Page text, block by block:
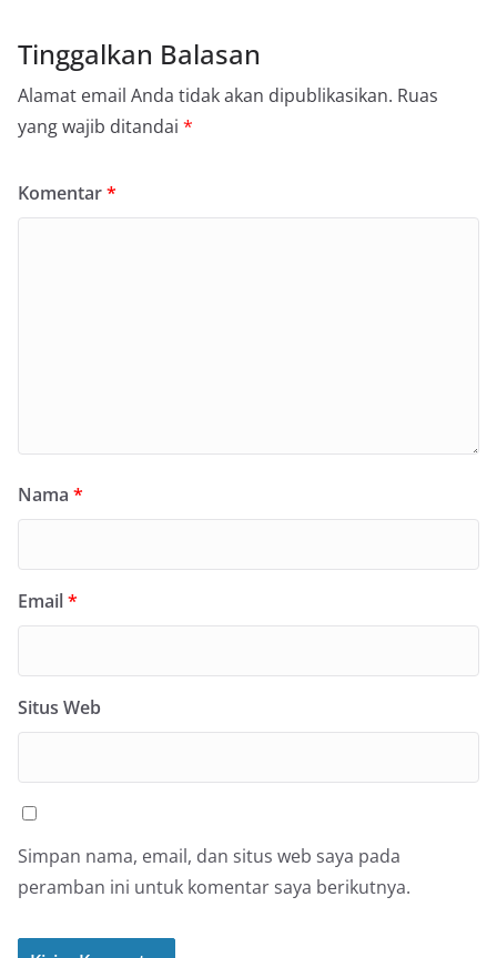
Tinggalkan Balasan
Alamat email Anda tidak akan dipublikasikan. Ruas
yang wajib ditandai *
Komentar*
Nama *
Email*
Situs Web
Simpan nama, email, dan situs web saya pada
peramban ini untuk komentar saya berikutnya.